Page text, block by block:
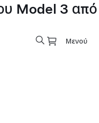
Model 3 από
Μενού